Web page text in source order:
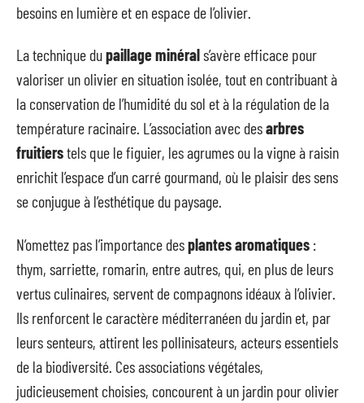
besoins en lumière et en espace de l’olivier.
La technique dupaillage minérals’avère efficace pour
valoriser un olivier en situation isolée, tout en contribuant à
la conservation de l’humidité du sol et à la régulation de la
température racinaire. L’association avec desarbres
fruitierstels que le figuier, les agrumes ou la vigne à raisin
enrichit l’espace d’un carré gourmand, où le plaisir des sens
se conjugue à l’esthétique du paysage.
N’omettez pas l’importance desplantes aromatiques :
thym, sarriette, romarin, entre autres, qui, en plus de leurs
vertus culinaires, servent de compagnons idéaux à l’olivier.
Ils renforcent le caractère méditerranéen du jardin et, par
leurs senteurs, attirent les pollinisateurs, acteurs essentiels
de la biodiversité. Ces associations végétales,
judicieusement choisies, concourent à un jardin pour olivier